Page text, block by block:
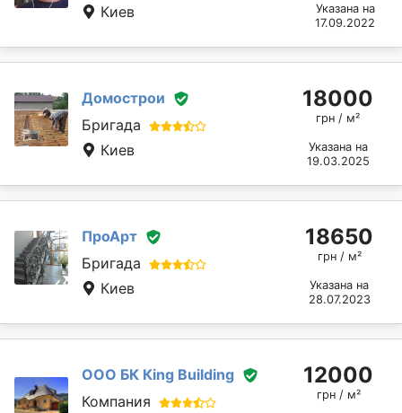
Киев
Указана на
17.09.2022
Домострои
Бригада
Киев
18000
грн / м²
Указана на
19.03.2025
ПроАрт
Бригада
Киев
18650
грн / м²
Указана на
28.07.2023
ООО БК Кing Building
Компания
12000
грн / м²